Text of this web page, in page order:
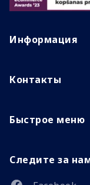
Информация
Контакты
Быстрое меню
Следите за